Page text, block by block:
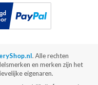
. Alle rechten
en merken zijn het
eigenaren.